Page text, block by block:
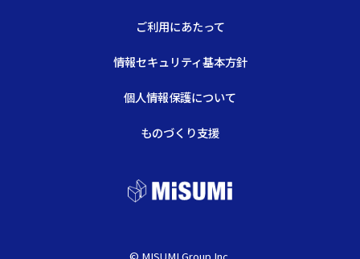
ご利用にあたって
情報セキュリティ基本方針
個人情報保護について
ものづくり支援